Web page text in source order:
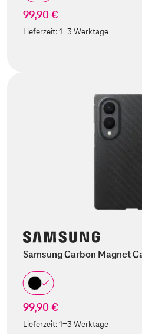
99,90 €
Lieferzeit:1-3 Werktage
Samsung Carbon Magnet
99,90 €
Lieferzeit:1-3 Werktage